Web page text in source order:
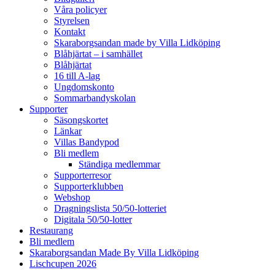
Våra policyer
Styrelsen
Kontakt
Skaraborgsandan made by Villa Lidköping
Blåhjärtat – i samhället
Blåhjärtat
16 till A-lag
Ungdomskonto
Sommarbandyskolan
Supporter
Säsongskortet
Länkar
Villas Bandypod
Bli medlem
Ständiga medlemmar
Supporterresor
Supporterklubben
Webshop
Dragningslista 50/50-lotteriet
Digitala 50/50-lotter
Restaurang
Bli medlem
Skaraborgsandan Made By Villa Lidköping
Lischcupen 2026